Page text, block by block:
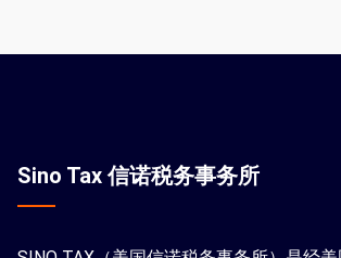
Sino Tax 信诺税务事务所